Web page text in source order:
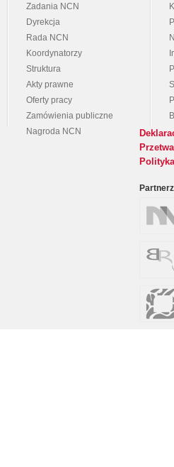
Zadania NCN
Dyrekcja
Rada NCN
Koordynatorzy
Struktura
Akty prawne
Oferty pracy
Zamówienia publiczne
Nagroda NCN